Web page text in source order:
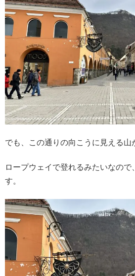
でも、この通りの向こうに見える山
ロープウェイで登れるみたいなの
す。